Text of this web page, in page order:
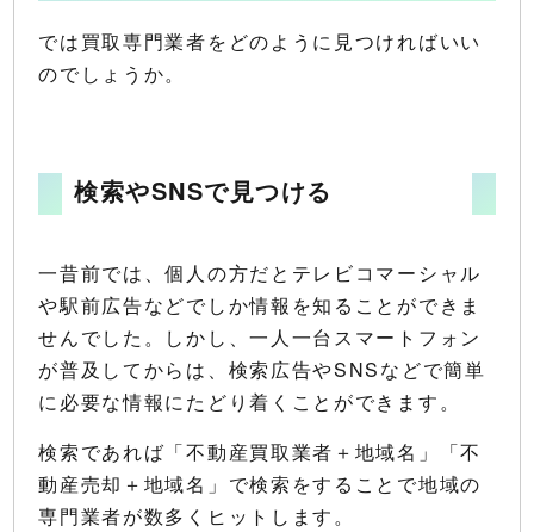
では買取専門業者をどのように見つければいい
のでしょうか。
検索やSNSで見つける
一昔前では、個人の方だとテレビコマーシャル
や駅前広告などでしか情報を知ることができま
せんでした。しかし、一人一台スマートフォン
が普及してからは、検索広告やSNSなどで簡単
に必要な情報にたどり着くことができます。
検索であれば「不動産買取業者＋地域名」「不
動産売却＋地域名」で検索をすることで地域の
専門業者が数多くヒットします。